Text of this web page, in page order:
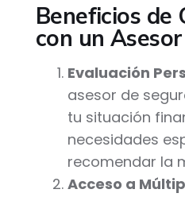
Beneficios de
con un
Evaluación
asesor de
tu situación
necesidades
recomendar la
Acceso a